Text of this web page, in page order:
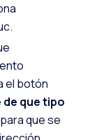
el botón
de que tipo
que se